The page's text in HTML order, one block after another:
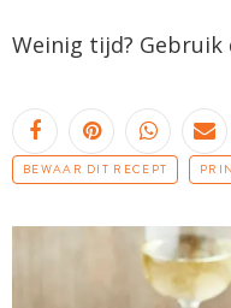
Weinig tijd?
BEWAAR DIT RECEPT